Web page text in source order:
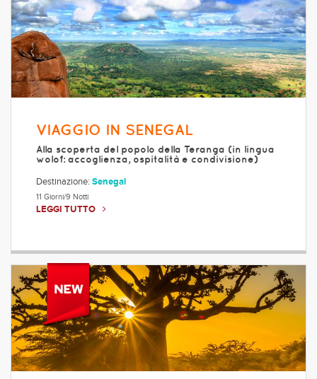
VIAGGIO IN SENEGAL
Alla scoperta del popolo della Teranga (in lingua
wolof: accoglienza, ospitalità e condivisione)
Destinazione: Senegal
11 Giorni/9 Notti
LEGGI TUTTO